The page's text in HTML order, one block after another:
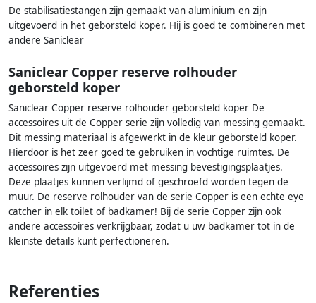
De stabilisatiestangen zijn gemaakt van aluminium en zijn
uitgevoerd in het geborsteld koper. Hij is goed te combineren met
andere Saniclear
Saniclear Copper reserve rolhouder
geborsteld koper
Saniclear Copper reserve rolhouder geborsteld koper De
accessoires uit de Copper serie zijn volledig van messing gemaakt.
Dit messing materiaal is afgewerkt in de kleur geborsteld koper.
Hierdoor is het zeer goed te gebruiken in vochtige ruimtes. De
accessoires zijn uitgevoerd met messing bevestigingsplaatjes.
Deze plaatjes kunnen verlijmd of geschroefd worden tegen de
muur. De reserve rolhouder van de serie Copper is een echte eye
catcher in elk toilet of badkamer! Bij de serie Copper zijn ook
andere accessoires verkrijgbaar, zodat u uw badkamer tot in de
kleinste details kunt perfectioneren.
Referenties